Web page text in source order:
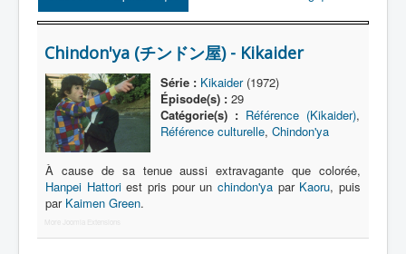
Série
Acteur
Équipe
Personnage
Transformation
Équipement
Chindon'ya (チンドン屋) - Kikaider
Série : Kikaider(1972)
Épisode(s) :29
Catégorie(s) : Référence (Kikaider),
Référence culturelle, Chindon'ya
À cause de sa tenue aussi extravagante que colorée,
Hanpei Hattoriest pris pour unchindon'ya par Kaoru, puis
par Kaimen Green.
More Joomla Extensions